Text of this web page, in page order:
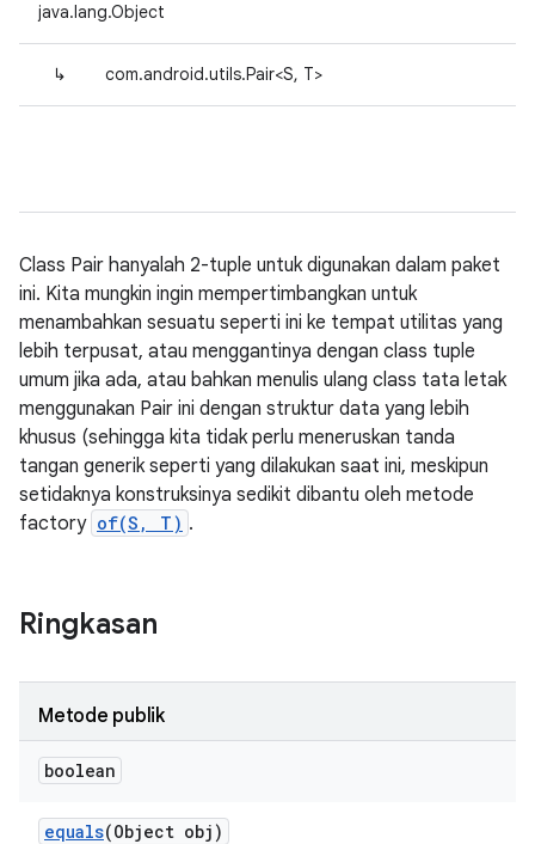
java.lang.Object
↳ com.android.utils.Pair<S, T>
Class Pair hanyalah 2-tuple untuk digunakan dalam paket
ini. Kita mungkin ingin mempertimbangkan untuk
menambahkan sesuatu seperti ini ke tempat utilitas yang
lebih terpusat, atau menggantinya dengan class tuple
umum jika ada, atau bahkan menulis ulang class tata letak
menggunakan Pair ini dengan struktur data yang lebih
khusus (sehingga kita tidak perlu meneruskan tanda
tangan generik seperti yang dilakukan saat ini, meskipun
setidaknya konstruksinya sedikit dibantu oleh metode
factory of(S, T) .
Ringkasan
Metode publik
boolean
equals(Object obj)